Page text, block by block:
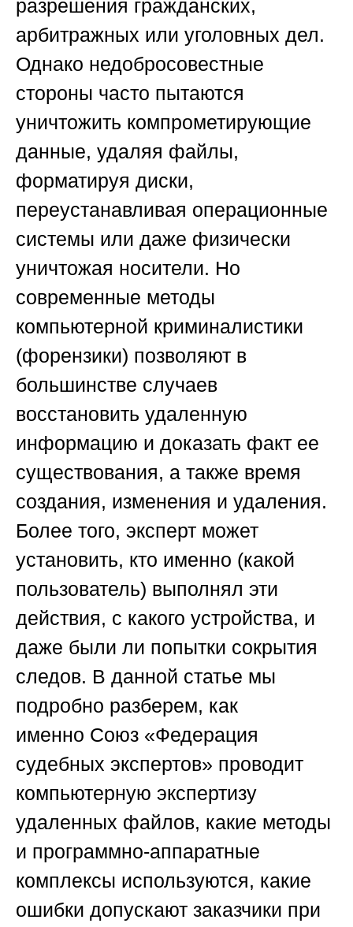
разрешения гражданских,
арбитражных или уголовных дел.
Однако недобросовестные
стороны часто пытаются
уничтожить компрометирующие
данные, удаляя файлы,
форматируя диски,
переустанавливая операционные
системы или даже физически
уничтожая носители. Но
современные методы
компьютерной криминалистики
(форензики) позволяют в
большинстве случаев
восстановить удаленную
информацию и доказать факт ее
существования, а также время
создания, изменения и удаления.
Более того, эксперт может
установить, кто именно (какой
пользователь) выполнял эти
действия, с какого устройства, и
даже были ли попытки сокрытия
следов. В данной статье мы
подробно разберем, как
именно Союз «Федерация
судебных экспертов» проводит
компьютерную экспертизу
удаленных файлов, какие методы
и программно-аппаратные
комплексы используются, какие
ошибки допускают заказчики при